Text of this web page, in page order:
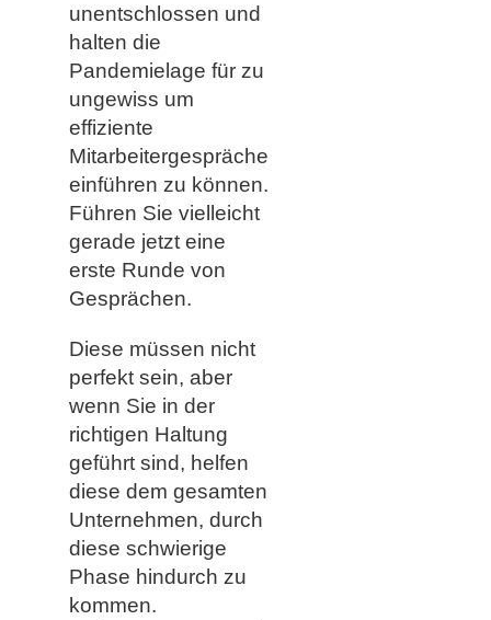
unentschlossen und
halten die
Pandemielage für zu
ungewiss um
effiziente
Mitarbeitergespräche
einführen zu können.
Führen Sie vielleicht
gerade jetzt eine
erste Runde von
Gesprächen.
Diese müssen nicht
perfekt sein, aber
wenn Sie in der
richtigen Haltung
geführt sind, helfen
diese dem gesamten
Unternehmen, durch
diese schwierige
Phase hindurch zu
kommen.